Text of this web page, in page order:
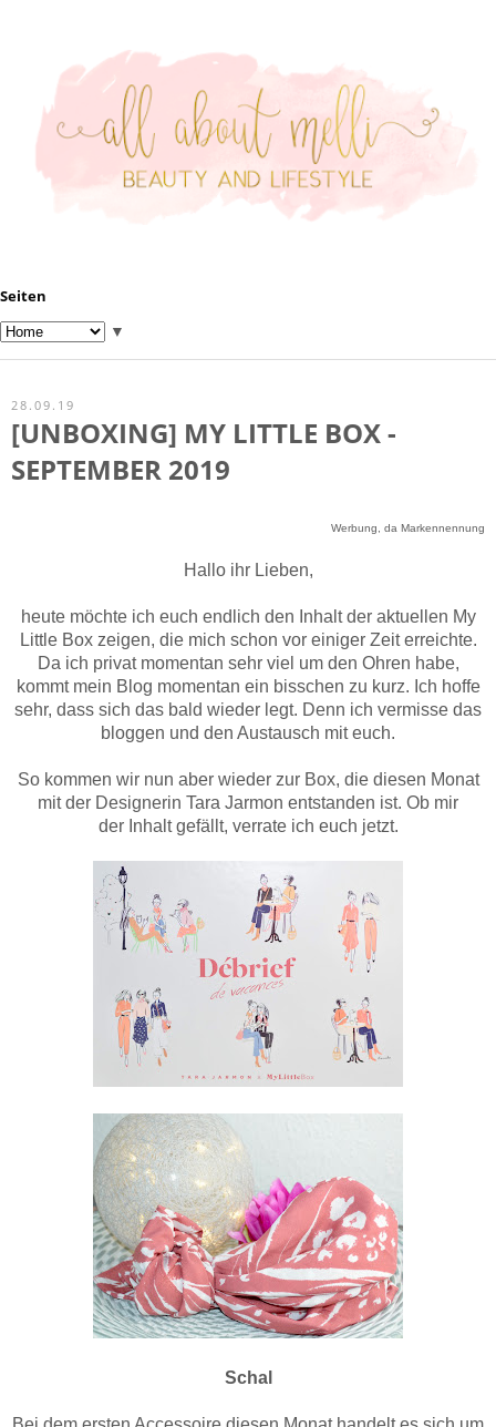
Seiten
▼
28.09.19
[UNBOXING] MY LITTLE BOX -
SEPTEMBER 2019
Werbung, da Markennennung
Hallo ihr Lieben,
heute möchte ich euch endlich den Inhalt der aktuellen My
Little Box zeigen, die mich schon vor einiger Zeit erreichte.
Da ich privat momentan sehr viel um den Ohren habe,
kommt mein Blog momentan ein bisschen zu kurz. Ich hoffe
sehr, dass sich das bald wieder legt. Denn ich vermisse das
bloggen und den Austausch mit euch.
So kommen wir nun aber wieder zur Box, die diesen Monat
mit der Designerin Tara Jarmon entstanden ist. Ob mir
der Inhalt gefällt, verrate ich euch jetzt.
Schal